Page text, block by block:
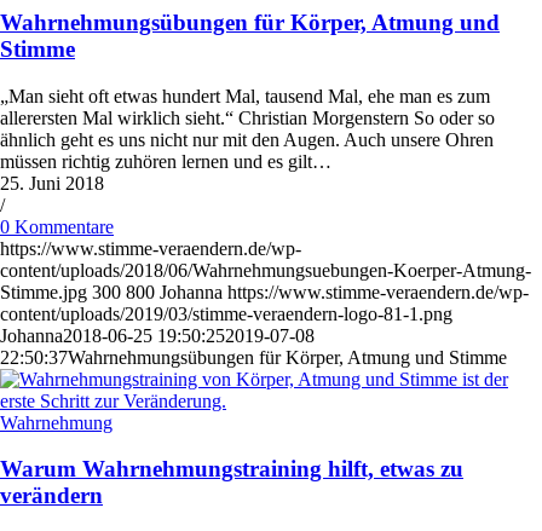
Wahrnehmungsübungen für Körper, Atmung und
Stimme
„Man sieht oft etwas hundert Mal, tausend Mal, ehe man es zum
allerersten Mal wirklich sieht.“ Christian Morgenstern So oder so
ähnlich geht es uns nicht nur mit den Augen. Auch unsere Ohren
müssen richtig zuhören lernen und es gilt…
25. Juni 2018
/
0 Kommentare
https://www.stimme-veraendern.de/wp-
content/uploads/2018/06/Wahrnehmungsuebungen-Koerper-Atmung-
Stimme.jpg 300 800 Johanna https://www.stimme-veraendern.de/wp-
content/uploads/2019/03/stimme-veraendern-logo-81-1.png
Johanna2018-06-25 19:50:252019-07-08
22:50:37Wahrnehmungsübungen für Körper, Atmung und Stimme
Wahrnehmung
Warum Wahrnehmungstraining hilft, etwas zu
verändern